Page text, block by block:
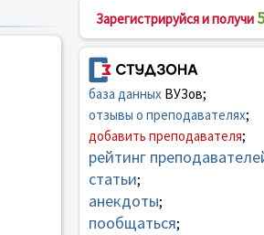
Зарегистрируйся и получи
база данныхВУЗов;
отзывы о преподавателях;
добавить преподавателя;
рейтинг
статьи;
анекдоты;
пообщаться;